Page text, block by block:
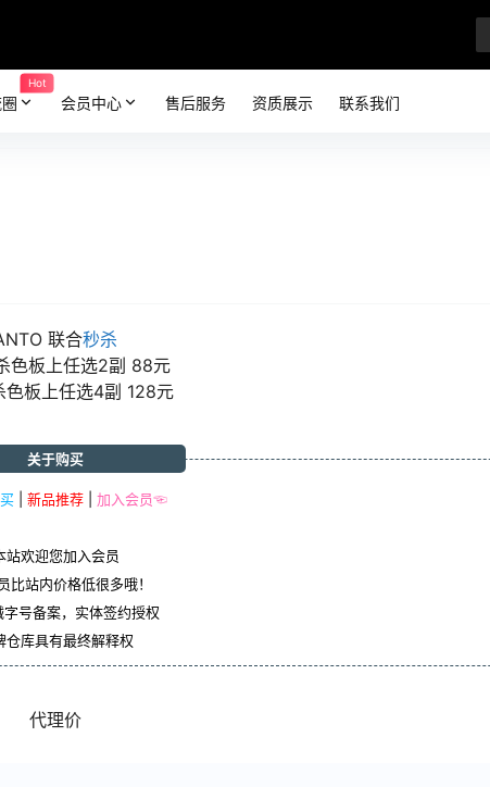
Hot
会员中心 售后服务 资质展示 联系我们
联合秒杀
色板上任选2副 88元
色板上任选4副 128元
新品推荐 加入会员☜
关于购买
站欢迎您加入会员
比站内价格低很多哦！
字号备案，实体签约授权
仓库具有最终解释权
代理价